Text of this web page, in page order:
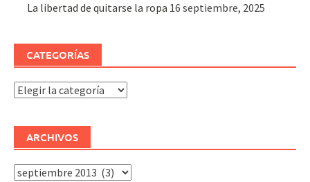
La libertad de quitarse la ropa 16 septiembre, 2025
CATEGORÍAS
Categorías
ARCHIVOS
Archivos